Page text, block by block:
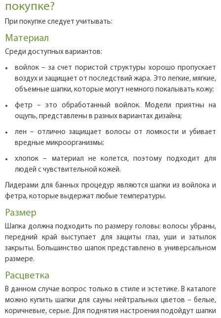
покупке?
При покупке следует учитывать:
Материал
Среди доступных вариантов:
войлок – за счет пористой структуры хорошо пропускает
воздух и защищает от последствий жара. Это легкие, мягкие,
объемные шапки, которые могут немного покалывать кожу;
фетр – это обработанный войлок. Модели приятны на
ощупь, представлены в разных вариантах дизайна;
лен – отлично защищает волосы от ломкости и убивает
вредные микроорганизмы;
хлопок – материал не колется, поэтому подходит для
людей с чувствительной кожей.
Лидерами для банных процедур являются шапки из войлока и
фетра, которые выдержат любые температуры.
Размер
Шапка должна подходить по размеру головы: волосы убраны,
передний край выступает для защиты глаз, уши и затылок
закрыты. Большинство шапок представлено в универсальном
размере.
Расцветка
В данном случае вопрос только в стиле и эстетике. В каталоге
можно купить шапки для сауны нейтральных цветов – белые,
коричневые, серые. Для поднятия настроения подойдут шапки